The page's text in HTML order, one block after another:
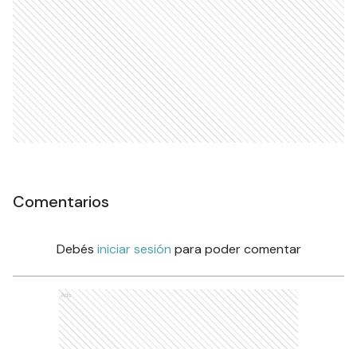
Comentarios
Debés iniciar sesión para poder comentar
Ads